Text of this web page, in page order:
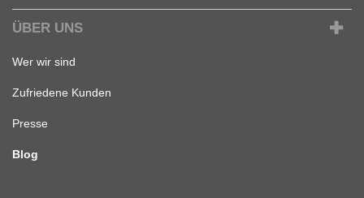
ÜBER UNS
Wer wir sind
Zufriedene Kunden
Presse
Blog